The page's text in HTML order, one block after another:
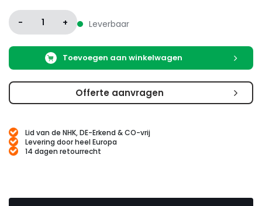
- 1 + Leverbaar
Toevoegen aan winkelwagen
Offerte aanvragen
Lid van de NHK, DE-Erkend & CO-vrij
Levering door heel Europa
14 dagen retourrecht